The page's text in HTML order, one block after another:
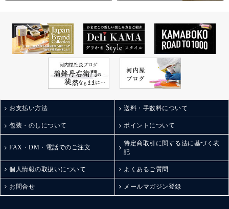
お支払い方法 送料・手数料について
包装・のしについて ポイントについて
FAX・DM・電話でのご注文
特定商取引に関する法に基づく表
記
個人情報の取扱いについて よくあるご質問
お問合せ メールマガジン登録